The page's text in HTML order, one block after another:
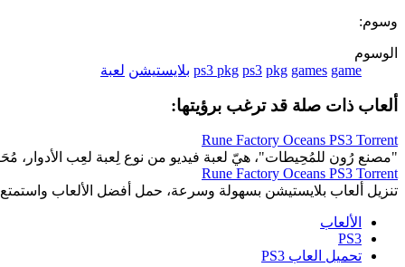
وسوم:
الوسوم
game
games
pkg
ps3
ps3 pkg بلايستيشن لعبة
ألعاب ذات صلة قد ترغب برؤيتها:
Rune Factory Oceans PS3 Torrent
"مصنع رُون للمُحِيطات"، هيّ لعبة فيديو من نوع لِعبة لعِب الأدوار،
Rune Factory Oceans PS3 Torrent
تنزيل ألعاب بلايستيشن بسهولة وسرعة، حمل أفضل الألعاب
الألعاب
PS3
تحميل العاب PS3